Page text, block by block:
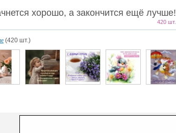
хорошо, а закончится ещё лучше!
420 шт.
(420 шт.)